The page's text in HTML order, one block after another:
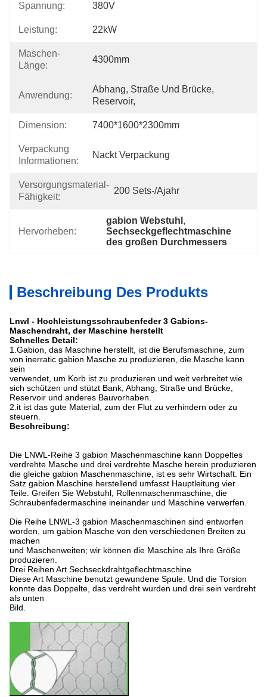
Spannung: 380V
Leistung: 22kW
Maschen-
Länge:
4300mm
Anwendung:
Abhang, Straße Und Brücke,
Reservoir,
Dimension: 7400*1600*2300mm
Verpackung
Informationen:
Nackt Verpackung
Versorgungsmaterial-
Fähigkeit:
200 Sets-/ajahr
Hervorheben:
gabion Webstuhl ,
Sechseckgeflechtmaschine
des großen Durchmessers
Beschreibung Des Produkts
Lnwl - Hochleistungsschraubenfeder 3 Gabions-
Maschendraht, der Maschine herstellt
Schnelles Detail:
1.Gabion, das Maschine herstellt, ist die Berufsmaschine, zum
von inerratic gabion Masche zu produzieren, die Masche kann
sein
verwendet, um Korb ist zu produzieren und weit verbreitet wie
sich schützen und stützt Bank, Abhang, Straße und Brücke,
Reservoir und anderes Bauvorhaben.
2.it ist das gute Material, zum der Flut zu verhindern oder zu
steuern.
Beschreibung:
Die LNWL-Reihe 3 gabion Maschenmaschine kann Doppeltes
verdrehte Masche und drei verdrehte Masche herein produzieren
die gleiche gabion Maschenmaschine, ist es sehr Wirtschaft. Ein
Satz gabion Maschine herstellend umfasst Hauptleitung vier
Teile: Greifen Sie Webstuhl, Rollenmaschenmaschine, die
Schraubenfedermaschine ineinander und Maschine verwerfen.
Die Reihe LNWL-3 gabion Maschenmaschinen sind entworfen
worden, um gabion Masche von den verschiedenen Breiten zu
machen
und Maschenweiten; wir können die Maschine als Ihre Größe
produzieren.
Drei Reihen Art Sechseckdrahtgeflechtmaschine
Diese Art Maschine benutzt gewundene Spule. Und die Torsion
konnte das Doppelte, das verdreht wurden und drei sein verdreht
als unten
Bild.